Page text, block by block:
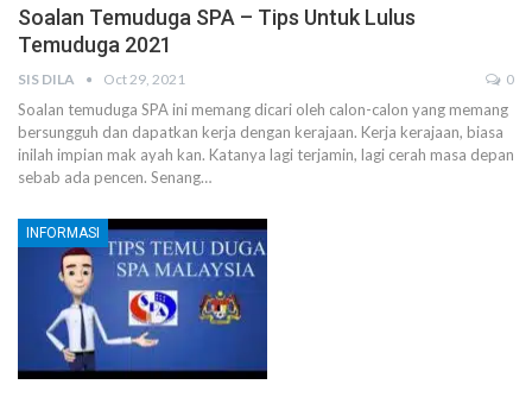
Soalan Temuduga SPA – Tips Untuk Lulus
Temuduga 2021
SIS DILA Oct 29, 2021 0
Soalan temuduga SPA ini memang dicari oleh calon-calon yang memang
bersungguh dan dapatkan kerja dengan kerajaan. Kerja kerajaan, biasa
inilah impian mak ayah kan. Katanya lagi terjamin, lagi cerah masa depan
sebab ada pencen. Senang…
INFORMASI